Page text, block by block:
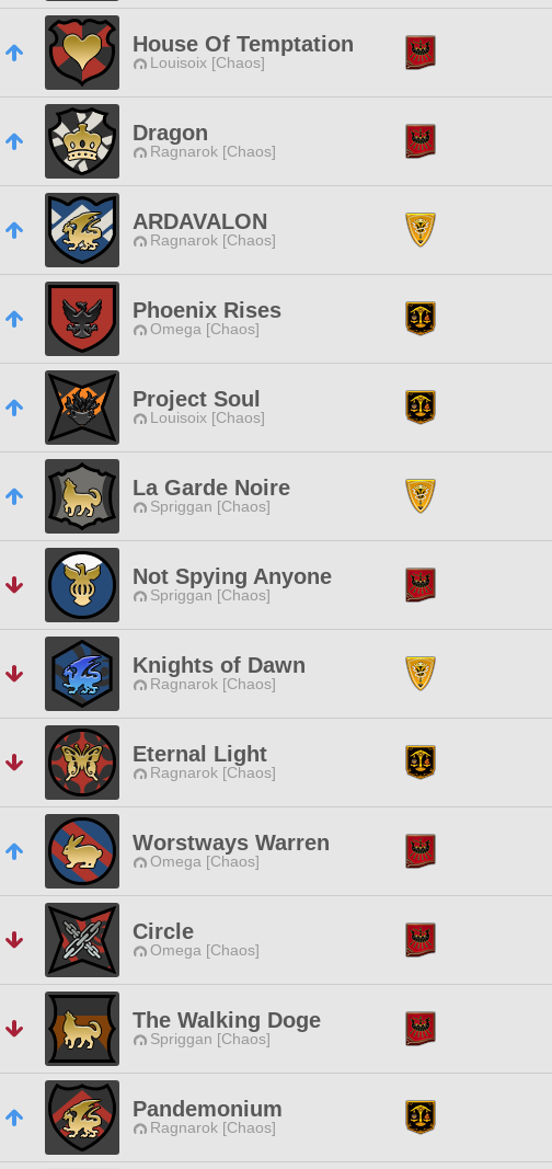
House Of Temptation
Louisoix [Chaos]
Dragon
Ragnarok [Chaos]
ARDAVALON
Ragnarok [Chaos]
Phoenix Rises
Omega [Chaos]
Project Soul
Louisoix [Chaos]
La Garde Noire
Spriggan [Chaos]
Not Spying Anyone
Spriggan [Chaos]
Knights of Dawn
Ragnarok [Chaos]
Eternal Light
Ragnarok [Chaos]
Worstways Warren
Omega [Chaos]
Circle
Omega [Chaos]
The Walking Doge
Spriggan [Chaos]
Pandemonium
Ragnarok [Chaos]